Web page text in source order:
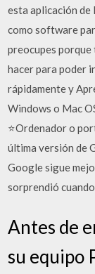
esta aplicación
como software
preocupes porque
hacer para poder
rápidamente y
Windows o Mac
⭐Ordenador o
última versión de
Google sigue
sorprendió
Antes de
su equipo